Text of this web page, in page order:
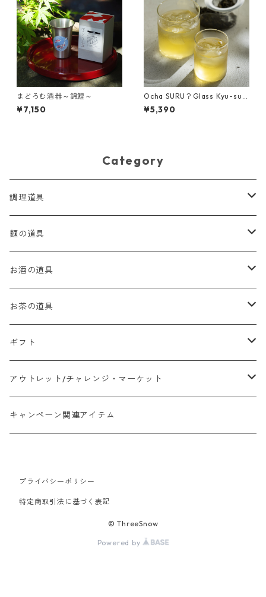
まどろむ酒器～錦鯉～
¥7,150
Ocha SURU？Glass Kyu-su
01
¥5,390
Category
調理道具
麺道具
茶こし
ザル
ストレーナー
パン切包丁
マッシャー
計量カップ
麺の道具
てぼ
てぼラシ
そば揚げ
特注商品
ガラ揚げ
お酒の道具
バーの道具
ビールの道具
酒器
お茶の道具
茶こし
茶こしセット
Ocha SURU？Glass Kyu-su 01
ギフト
まどろむ酒器
茶こしセット
アウトレット/チャレンジ・マーケット
B品・規格外品
キャンペーン関連アイテム
プライバシーポリシー
特定商取引法に基づく表記
© ThreeSnow
Powered by